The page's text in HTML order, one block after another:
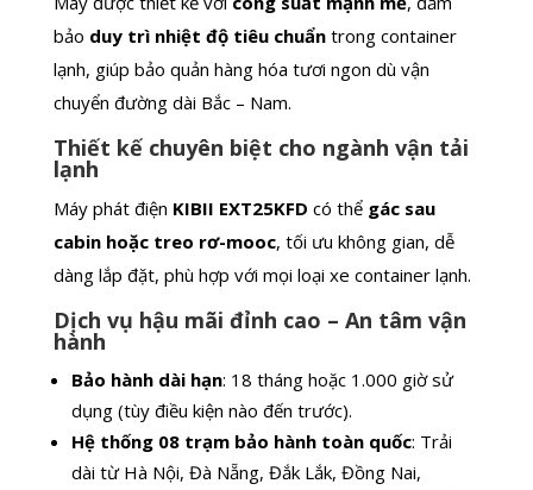
bảo duy trì nhiệt độ tiêu chuẩntrong container
lạnh, giúp bảo quản hàng hóa tươi ngon dù vận
chuyển đường dài Bắc – Nam.
Thiết kế chuyên biệt cho ngành vận tải
lạnh
Máy phát điện KIBII EXT25KFD có thể gác sau
cabin hoặc treo rơ-mooc, tối ưu không gian, dễ
dàng lắp đặt, phù hợp với mọi loại xe container lạnh.
Dịch vụ hậu mãi đỉnh cao – An tâm vận
hành
Bảo hành dài hạn: 18 tháng hoặc 1.000 giờ sử
dụng (tùy điều kiện nào đến trước).
Hệ thống 08 trạm bảo hành toàn quốc: Trải
dài từ Hà Nội, Đà Nẵng, Đắk Lắk, Đồng Nai,